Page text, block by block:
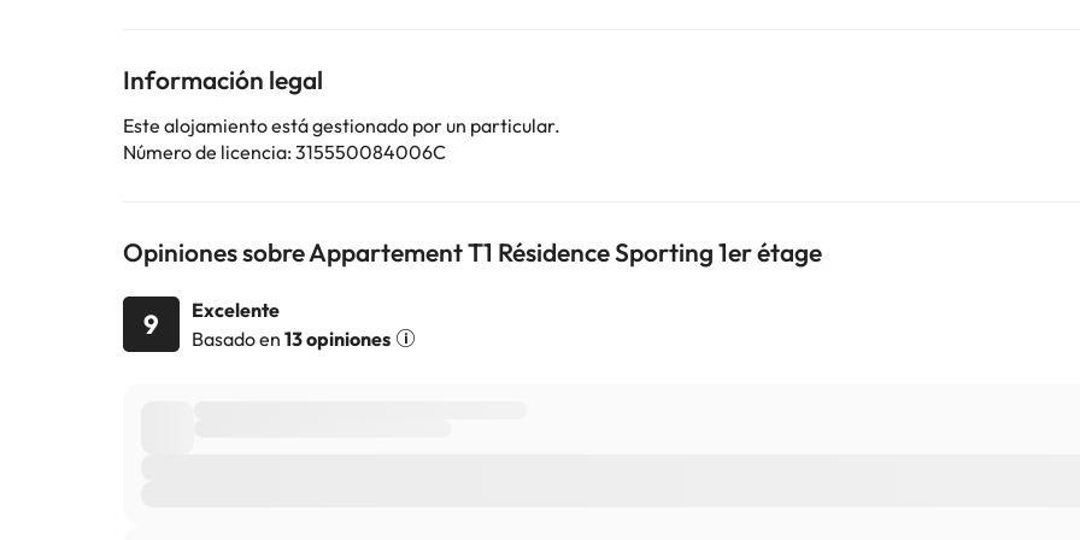
Información legal
Este alojamiento está gestionado por un particular.
Número de licencia: 315550084006C
Opiniones sobre Appartement T1 Résidence Sporting 1er étage
9
Excelente
Basado en 13 opiniones